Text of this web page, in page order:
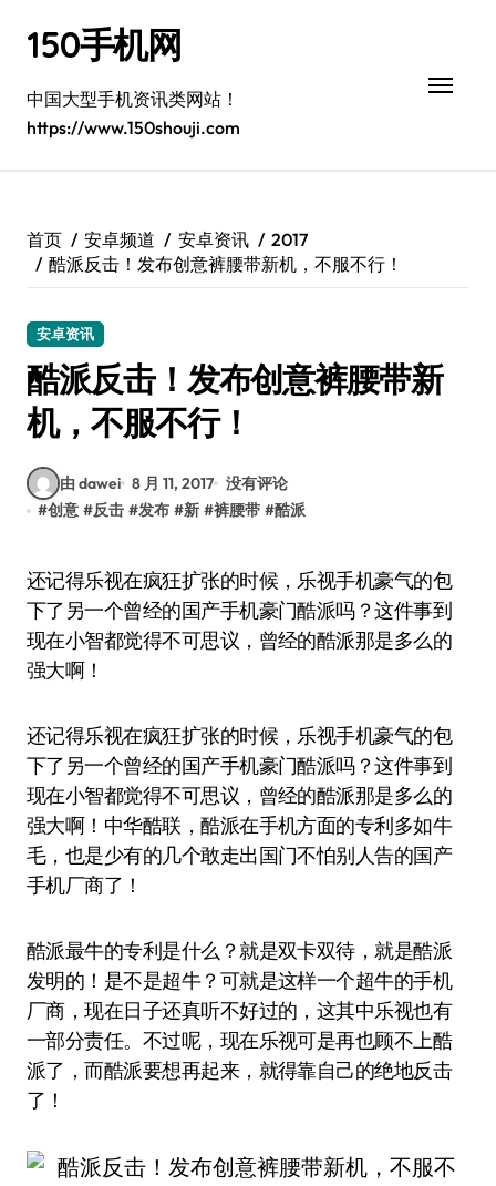
150手机网
中国大型手机资讯类网站！
https://www.150shouji.com
首页 安卓频道 安卓资讯
2017
酷派反击！发布创意裤腰带新机，不服不行！
安卓资讯
酷派反击！发布创意裤腰带新
机，不服不行！
由 dawei 8 月 11, 2017 没有评论
#创意 #反击 #发布 #新 #裤腰带 #酷派
还记得乐视在疯狂扩张的时候，乐视手机豪气的包
下了另一个曾经的国产手机豪门酷派吗？这件事到
现在小智都觉得不可思议，曾经的酷派那是多么的
强大啊！
还记得乐视在疯狂扩张的时候，乐视手机豪气的包
下了另一个曾经的国产手机豪门酷派吗？这件事到
现在小智都觉得不可思议，曾经的酷派那是多么的
强大啊！中华酷联，酷派在手机方面的专利多如牛
毛，也是少有的几个敢走出国门不怕别人告的国产
手机厂商了！
酷派最牛的专利是什么？就是双卡双待，就是酷派
发明的！是不是超牛？可就是这样一个超牛的手机
厂商，现在日子还真听不好过的，这其中乐视也有
一部分责任。不过呢，现在乐视可是再也顾不上酷
派了，而酷派要想再起来，就得靠自己的绝地反击
了！